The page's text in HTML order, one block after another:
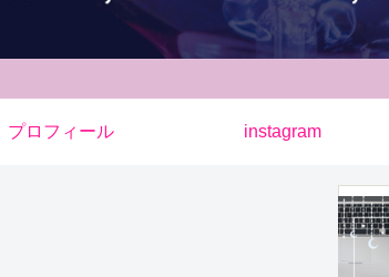
プロフィール instagram